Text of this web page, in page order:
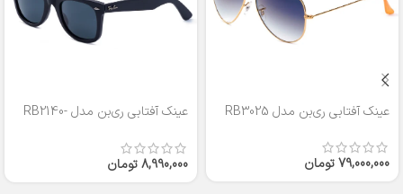
عینک آفتابی ری‌بن مدل RB3025
79,000,000تومان
عینک آفتابی ری‌بن مدل RB2140-
8,990,000تومان